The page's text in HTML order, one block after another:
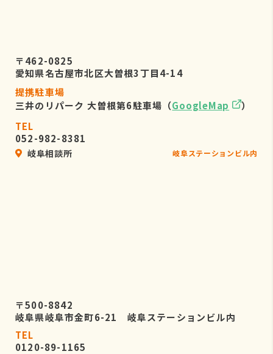
〒462-0825
愛知県名古屋市北区大曽根3丁目4-14
提携駐車場
三井のリパーク 大曽根第6駐車場（GoogleMap
）
TEL
052-982-8381
岐阜相談所 岐阜ステーションビル内
〒500-8842
岐阜県岐阜市金町6-21 岐阜ステーションビル内
TEL
0120-89-1165